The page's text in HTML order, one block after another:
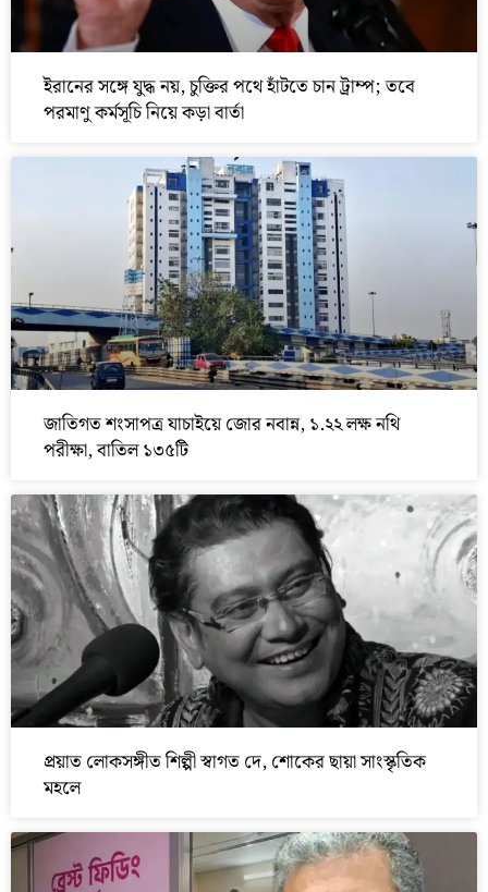
ইরানের সঙ্গে যুদ্ধ নয়, চুক্তির পথে হাঁটতে চান ট্রাম্প; তবে
পরমাণু কর্মসূচি নিয়ে কড়া বার্তা
জাতিগত শংসাপত্র যাচাইয়ে জোর নবান্ন, ১.২২ লক্ষ নথি
পরীক্ষা, বাতিল ১৩৫টি
প্রয়াত লোকসঙ্গীত শিল্পী স্বাগত দে, শোকের ছায়া সাংস্কৃতিক
মহলে